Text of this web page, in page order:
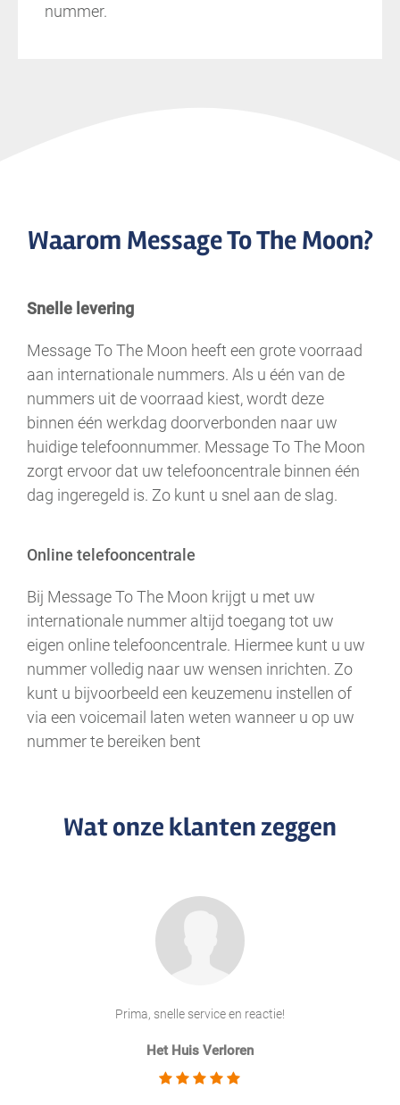
nummer.
Waarom Message To The Moon?
Snelle levering
Message To The Moon heeft een grote voorraad
aan internationale nummers. Als u één van de
nummers uit de voorraad kiest, wordt deze
binnen één werkdag doorverbonden naar uw
huidige telefoonnummer. Message To The Moon
zorgt ervoor dat uw telefooncentrale binnen één
dag ingeregeld is. Zo kunt u snel aan de slag.
Online telefooncentrale
Bij Message To The Moon krijgt u met uw
internationale nummer altijd toegang tot uw
eigen online telefooncentrale. Hiermee kunt u uw
nummer volledig naar uw wensen inrichten. Zo
kunt u bijvoorbeeld een keuzemenu instellen of
via een voicemail laten weten wanneer u op uw
nummer te bereiken bent
Wat onze klanten zeggen
Prima, snelle service en reactie!
Het Huis Verloren